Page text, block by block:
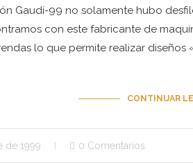
Gaudí-99 no solamente hubo
con este fabricante de
lo que permite realizar
CONTINUAR
de 1999 0 Comentarios